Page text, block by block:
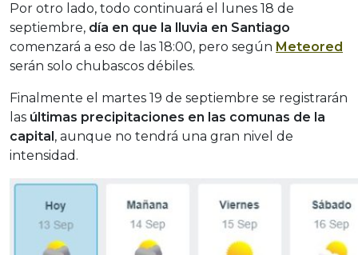
Por otro lado, todo continuará el lunes 18 de
septiembre, día en que la lluvia en Santiago
comenzará a eso de las 18:00, pero según Meteored
serán solo chubascos débiles.
Finalmente el martes 19 de septiembre se registrarán
las últimas precipitaciones en las comunas de la
capital , aunque no tendrá una gran nivel de
intensidad.